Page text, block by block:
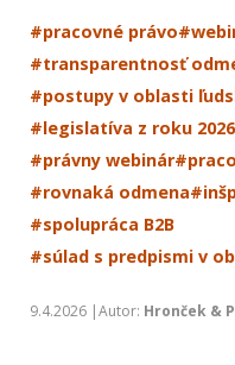
#pracovné právo
#transparentnosť
#postupy v oblasti
#legislatíva z roku 2026
#právny webinár
#rovnaká odmena
#spolupráca B2B
#súlad s predpismi v
9.4.2026 |Autor: Hronček &